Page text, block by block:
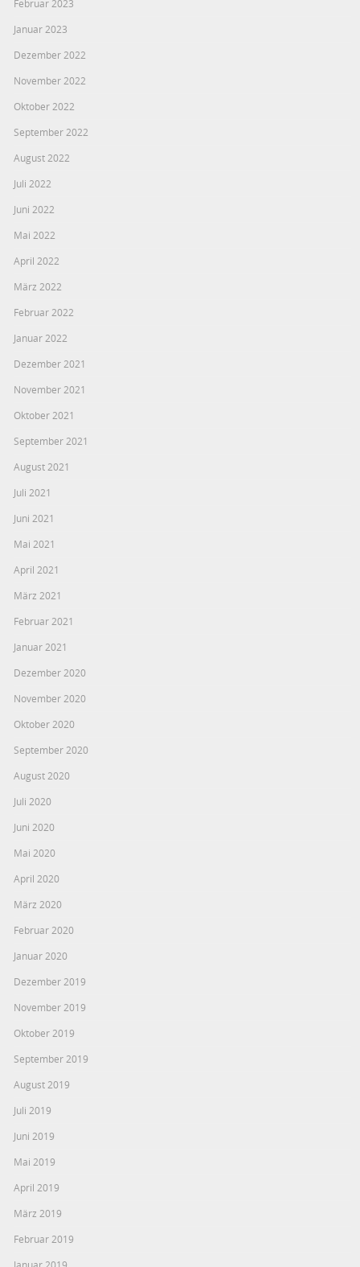
Februar 2023
Januar 2023
Dezember 2022
November 2022
Oktober 2022
September 2022
August 2022
Juli 2022
Juni 2022
Mai 2022
April 2022
März 2022
Februar 2022
Januar 2022
Dezember 2021
November 2021
Oktober 2021
September 2021
August 2021
Juli 2021
Juni 2021
Mai 2021
April 2021
März 2021
Februar 2021
Januar 2021
Dezember 2020
November 2020
Oktober 2020
September 2020
August 2020
Juli 2020
Juni 2020
Mai 2020
April 2020
März 2020
Februar 2020
Januar 2020
Dezember 2019
November 2019
Oktober 2019
September 2019
August 2019
Juli 2019
Juni 2019
Mai 2019
April 2019
März 2019
Februar 2019